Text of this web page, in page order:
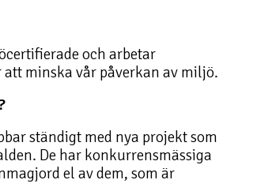
och arbetar
minska vår påverkan av miljö.
ständigt med nya projekt som
De har konkurrensmässiga
el av dem, som är